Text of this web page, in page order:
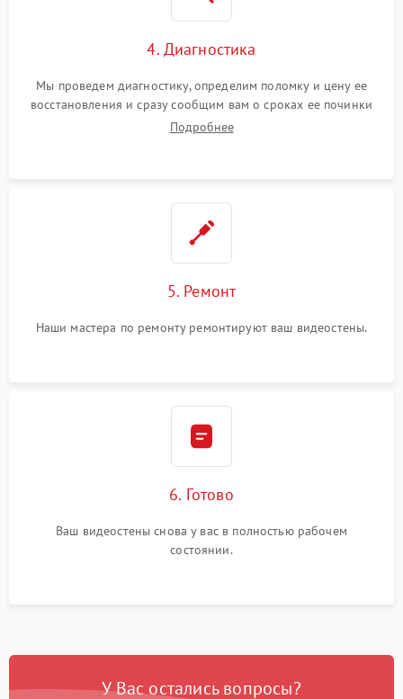
4. Диагностика
Мы проведем диагностику, определим поломку и цену ее
восстановления и сразу сообщим вам о сроках ее починки
Подробнее
5. Ремонт
Наши мастера по ремонту ремонтируют ваш видеостены.
6. Готово
Ваш видеостены снова у вас в полностью рабочем
состоянии.
У Вас остались вопросы?